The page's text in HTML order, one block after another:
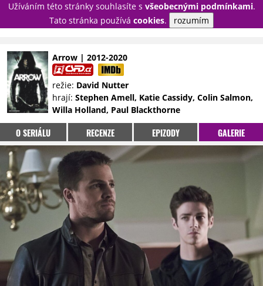
Užíváním této stránky souhlasíte s všeobecnými podmínkami.
Tato stránka používá cookies. rozumím
PŘIHLÁSIT
NOVINKY
TÉMATA
RECENZE
EPIZODY
KULT
TRAILERY
GALERIE
DISKUZE
STATISTIKY
TIRÁŽ
Arrow | 2012-2020
režie: David Nutter
hrají: Stephen Amell, Katie Cassidy, Colin Salmon,
Willa Holland, Paul Blackthorne
O SERIÁLU RECENZE EPIZODY GALERIE